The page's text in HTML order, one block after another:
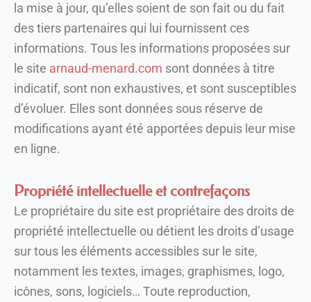
la mise à jour, qu’elles soient de son fait ou du fait
des tiers partenaires qui lui fournissent ces
informations. Tous les informations proposées sur
le site arnaud-menard.com sont données à titre
indicatif, sont non exhaustives, et sont susceptibles
d’évoluer. Elles sont données sous réserve de
modifications ayant été apportées depuis leur mise
en ligne.
Propriété intellectuelle et contrefaçons
Le propriétaire du site est propriétaire des droits de
propriété intellectuelle ou détient les droits d’usage
sur tous les éléments accessibles sur le site,
notamment les textes, images, graphismes, logo,
icônes, sons, logiciels… Toute reproduction,